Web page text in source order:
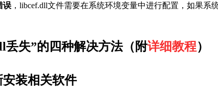
误 ，libcef.dll文件需要在系统环境变量中进行配置，如果
丢失”的四种解决方法（附详细教程）
装相关软件